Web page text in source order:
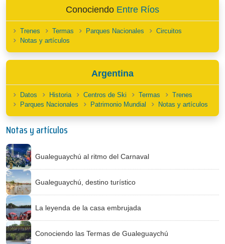
Conociendo Entre Ríos
Trenes Termas Parques Nacionales
Circuitos
Notas y artículos
Argentina
Datos Historia Centros de Ski Termas
Trenes
Parques Nacionales
Patrimonio Mundial Notas y artículos
Notas y artículos
Gualeguaychú al ritmo del Carnaval
Gualeguaychú, destino turístico
La leyenda de la casa embrujada
Conociendo las Termas de Gualeguaychú